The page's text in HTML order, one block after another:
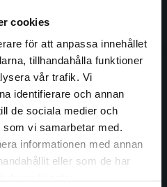
cookies
för att anpassa innehållet
tillhandahålla funktioner
vår trafik. Vi
identifierare och annan
de sociala medier och
vi samarbetar med.
informationen med annan
eller som de har